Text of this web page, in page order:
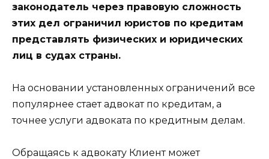
законодатель через правовую сложность
этих дел ограничил юристов по кредитам
представлять физических и юридических
лиц в судах страны.
На основании установленных ограничений все
популярнее стает адвокат по кредитам, а
точнее услуги адвоката по кредитным делам.
Обращаясь к адвокату Клиент может